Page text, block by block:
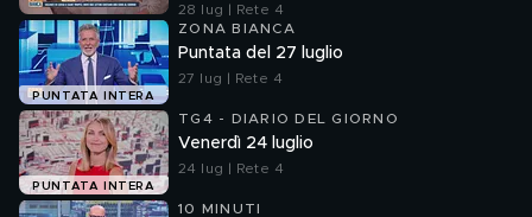
28 lug | Rete 4
PUNTATA INTERA
ZONA BIANCA
Puntata del 27 luglio
27 lug | Rete 4
PUNTATA INTERA
TG4 - DIARIO DEL GIORNO
Venerdì 24 luglio
24 lug | Rete 4
10 MINUTI